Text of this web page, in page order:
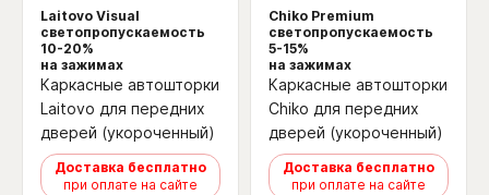
Laitovo Visual
светопропускаемость
10-20%
на зажимах
Каркасные автошторки
Laitovo для передних
дверей (укороченный)
Доставка бесплатно
при оплате на сайте
Chiko Premium
светопропускаемость
5-15%
на зажимах
Каркасные автошторки
Chiko для передних
дверей (укороченный)
Доставка бесплатно
при оплате на сайте